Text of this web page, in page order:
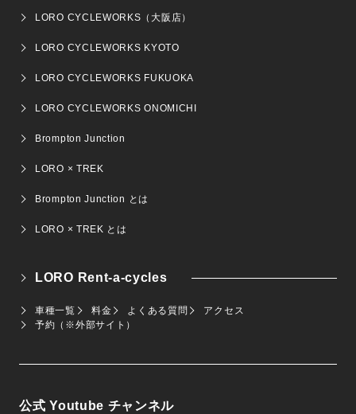
LORO CYCLEWORKS（大阪店）
LORO CYCLEWORKS KYOTO
LORO CYCLEWORKS FUKUOKA
LORO CYCLEWORKS ONOMICHI
Brompton Junction
LORO × TREK
Brompton Junction とは
LORO × TREK とは
LORO Rent-a-cycles
車種一覧 料金 よくある質問
アクセス
予約（※外部サイト）
公式 Youtube チャンネル